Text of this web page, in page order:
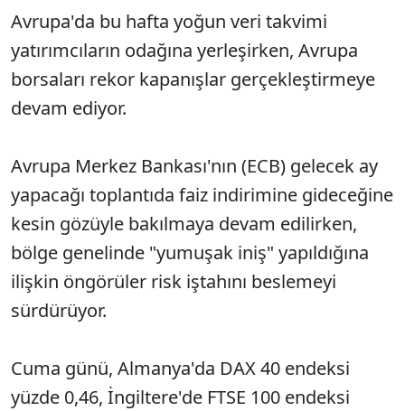
Avrupa'da bu hafta yoğun veri takvimi
yatırımcıların odağına yerleşirken, Avrupa
borsaları rekor kapanışlar gerçekleştirmeye
devam ediyor.
Avrupa Merkez Bankası'nın (ECB) gelecek ay
yapacağı toplantıda faiz indirimine gideceğine
kesin gözüyle bakılmaya devam edilirken,
bölge genelinde "yumuşak iniş" yapıldığına
ilişkin öngörüler risk iştahını beslemeyi
sürdürüyor.
Cuma günü, Almanya'da DAX 40 endeksi
yüzde 0,46, İngiltere'de FTSE 100 endeksi